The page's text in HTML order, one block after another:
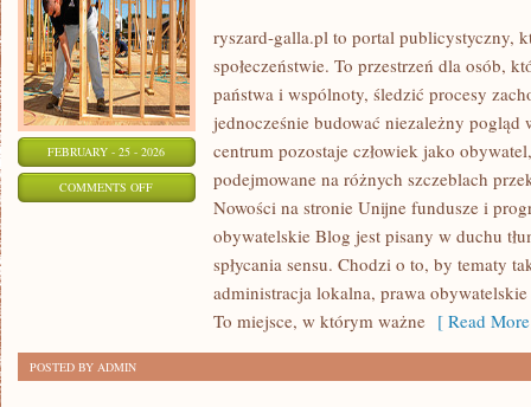
FEBRUARY - 25 - 2026
COMMENTS OFFON
FUNDUSZE
PROGRAMY
ryszard-galla.pl to portal publicystyczny,
społeczeństwie. To przestrzeń dla osób,
państwa i wspólnoty, śledzić procesy
jednocześnie budować niezależny
centrum pozostaje człowiek jako
podejmowane na różnych szczeblach
Nowości na stronie Unijne fundusze i
obywatelskie Blog jest pisany w duchu
spłycania sensu. Chodzi o to, by tematy
administracja lokalna, prawa
To miejsce, w którym ważne [ Read
POSTED BY ADMIN